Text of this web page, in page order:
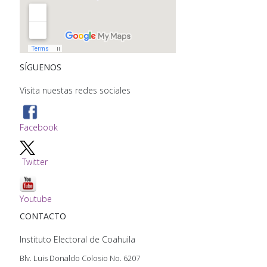
SÍGUENOS
Visita nuestas redes sociales
Facebook
Twitter
Youtube
CONTACTO
Instituto Electoral de Coahuila
Blv. Luis Donaldo Colosio No. 6207